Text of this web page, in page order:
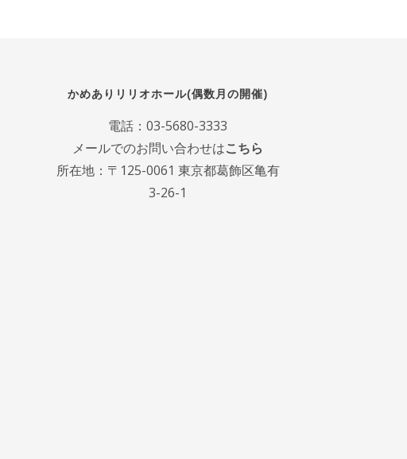
かめありリリオホール(偶数月の開催)
電話：03-5680-3333
メールでのお問い合わせはこちら
所在地：〒125-0061 東京都葛飾区亀有
3-26-1